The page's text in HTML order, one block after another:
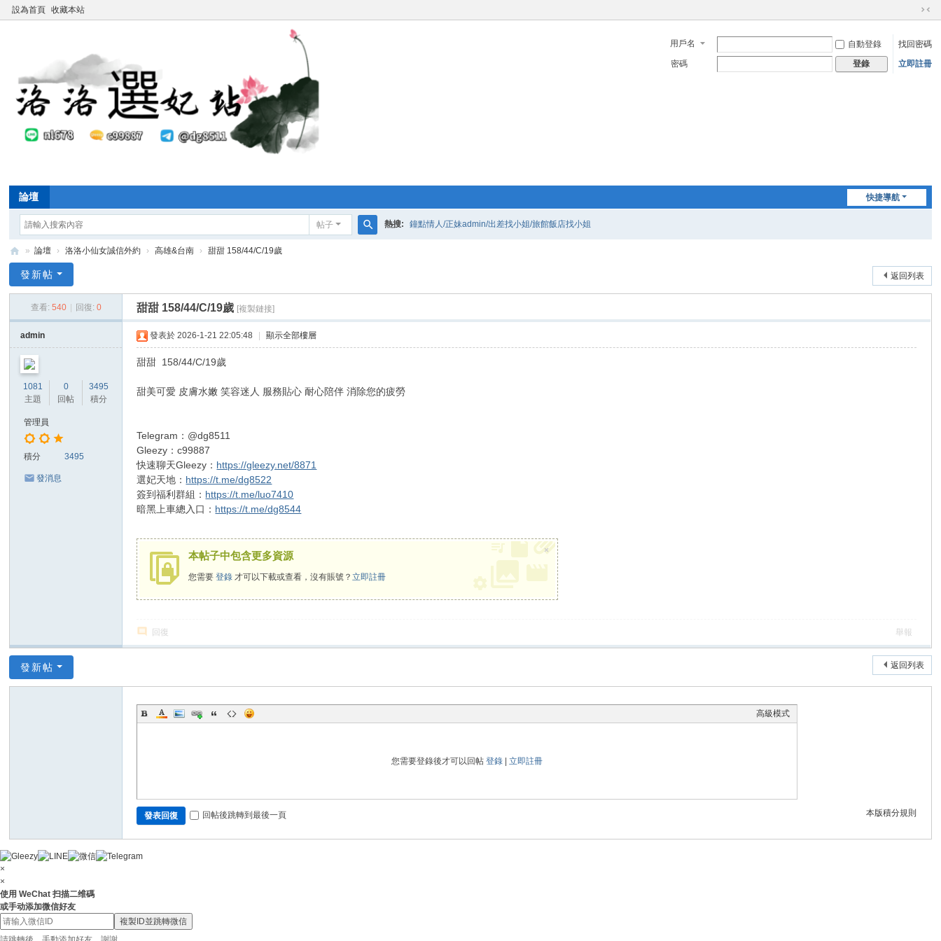
設為首頁 收藏本站
切
到
窄
用戶名 自動登錄
找回密碼
密碼
登錄 立即註冊
快捷導航
論壇
帖子 熱搜: 鐘點情人/正妹admin/出差找小姐/旅館飯店找小姐
洛
台
土
» 論壇 › 洛洛小仙女誠信外約 › 高雄&台南 › 甜甜 158/44/C/19歲
返回列表
發新帖
查看: 540 回復: 0 甜甜 158/44/C/19歲 [複製鏈接]
admin
1081
主題
0
回帖
3495
積分
管理員
積分 3495
發消息
發表於 2026-1-21 22:05:48 顯示全部樓層
甜甜 158/44/C/19歲
甜美可愛 皮膚水嫩 笑容迷人 服務貼心 耐心陪伴 消除您的疲勞
Telegram：@dg8511
Gleezy：c99887
快速聊天Gleezy： https://gleezy.net/8871
選妃天地： https://t.me/dg8522
簽到福利群組： https://t.me/luo7410
暗黑上車總入口： https://t.me/dg8544
本帖子中包含更多資源
您需要登錄 才可以下載或查看，沒有賬號？立即註冊
×
回復 舉報
返回列表
發新帖
高級模式
您需要登錄後才可以回帖登錄 |立即註冊
本版積分規則
發表回復 回帖後跳轉到最後一頁
×
×
使用 WeChat 扫描二维碼
或手动添加微信好友
複製ID並跳轉微信